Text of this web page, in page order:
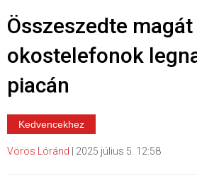
Összeszedte
okostelefonok
piacán
Kedvencekhez
Vörös Lóránd 2025 július 5. 12:58